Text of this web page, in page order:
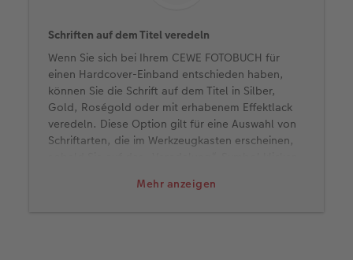
Mehr anzeigen
Schriften auf dem Titel veredeln
Wenn Sie sich bei Ihrem CEWE FOTOBUCH für
einen Hardcover-Einband entschieden haben,
können Sie die Schrift auf dem Titel in Silber,
Gold, Roségold oder mit erhabenem Effektlack
veredeln. Diese Option gilt für eine Auswahl von
Schriftarten, die im Werkzeugkasten erscheinen,